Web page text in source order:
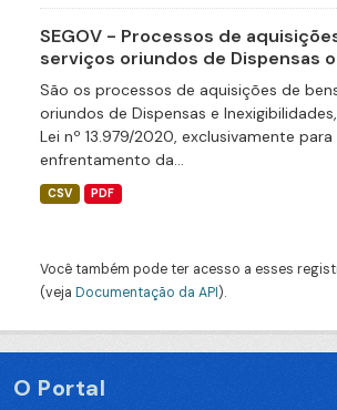
SEGOV - Processos de
serviços oriundos de Dispensas
São os processos de aquisições de
oriundos de Dispensas e
Lei nº 13.979/2020, exclusivamente
enfrentamento da...
CSV PDF
Você também pode ter acesso a esses
(veja Documentação da API).
O Portal